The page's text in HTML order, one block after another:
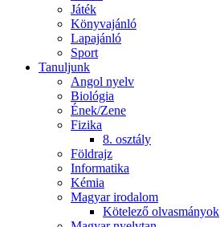
Játék
Könyvajánló
Lapajánló
Sport
Tanuljunk
Angol nyelv
Biológia
Ének/Zene
Fizika
8. osztály
Földrajz
Informatika
Kémia
Magyar irodalom
Kötelező olvasmányok